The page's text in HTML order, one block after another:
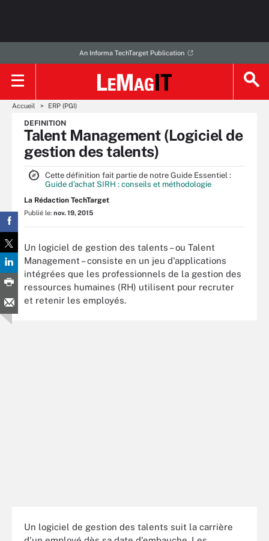
An Informa TechTarget Publication
Accueil ERP (PGI)
DEFINITION
Talent Management (Logiciel de
gestion des talents)
Cette définition fait partie de notre Guide Essentiel :
Guide d’achat SIRH : conseils et méthodologie
La Rédaction TechTarget
Publié le: nov. 19, 2015
Un logiciel de gestion des talents – ou Talent
Management – consiste en un jeu d'applications
intégrées que les professionnels de la gestion des
ressources humaines (RH) utilisent pour recruter
et retenir les employés.
Un logiciel de gestion des talents suit la carrière